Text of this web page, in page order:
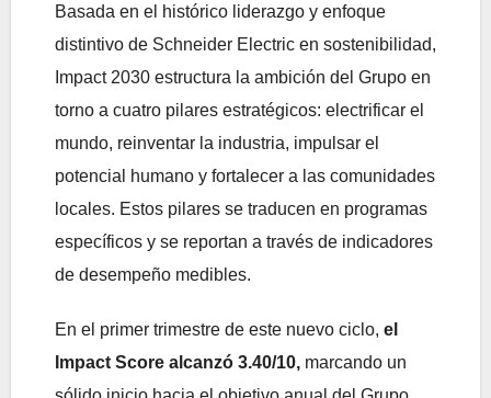
Basada en el histórico liderazgo y enfoque
distintivo de Schneider Electric en sostenibilidad,
Impact 2030 estructura la ambición del Grupo en
torno a cuatro pilares estratégicos: electrificar el
mundo, reinventar la industria, impulsar el
potencial humano y fortalecer a las comunidades
locales. Estos pilares se traducen en programas
específicos y se reportan a través de indicadores
de desempeño medibles.
En el primer trimestre de este nuevo ciclo, el
Impact Score alcanzó 3.40/10, marcando un